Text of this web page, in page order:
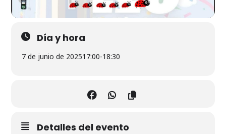
Día y hora
7 de junio de 202517:00-18:30
Detalles del evento